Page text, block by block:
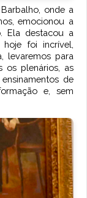
onde a
emocionou a
Ela destacou a
foi incrível,
levaremos para
os plenários, as
de
e, sem